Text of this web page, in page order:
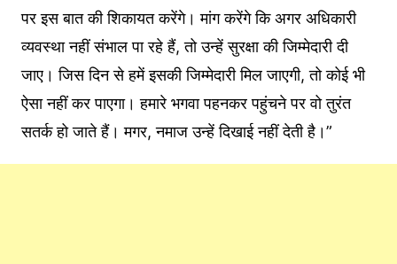
पर इस बात की शिकायत करेंगे। मांग करेंगे कि अगर अधिकारी
व्यवस्था नहीं संभाल पा रहे हैं, तो उन्हें सुरक्षा की जिम्मेदारी दी
जाए। जिस दिन से हमें इसकी जिम्मेदारी मिल जाएगी, तो कोई भी
ऐसा नहीं कर पाएगा। हमारे भगवा पहनकर पहुंचने पर वो तुरंत
सतर्क हो जाते हैं। मगर, नमाज उन्हें दिखाई नहीं देती है।”